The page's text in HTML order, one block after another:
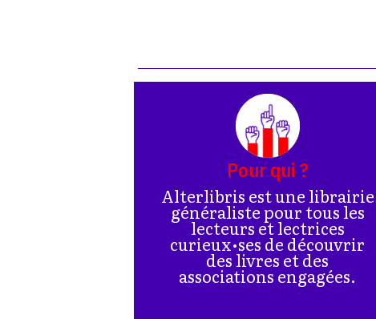
Pour qui ?
Alterlibris est une librairie
généraliste pour tous les
lecteurs et lectrices
curieux•ses de découvrir
des livres et des
associations engagées.